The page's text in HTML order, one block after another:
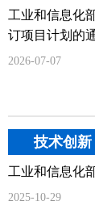
工业和信息化
订项目计划的
2026-07-07
技术创新
工业和信息化
2025-10-29